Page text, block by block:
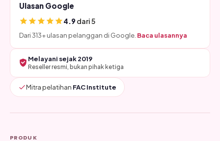
Ulasan Google
4.9dari 5
Dari 313+ ulasan pelanggan di Google. Baca ulasannya
Melayani sejak 2019
Reseller resmi, bukan pihak ketiga
Mitra pelatihan FAC Institute
PRODUK